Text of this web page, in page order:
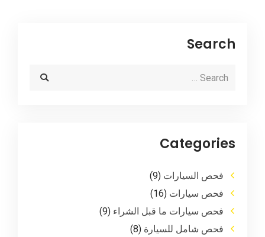
Search
Categories
فحص السيارات (9)
فحص سيارات (16)
فحص سيارات ما قبل الشراء (9)
فحص شامل للسيارة (8)